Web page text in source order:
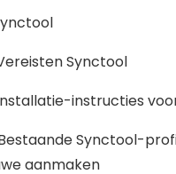
Synctool
instructies
Synctool-
aanmaken